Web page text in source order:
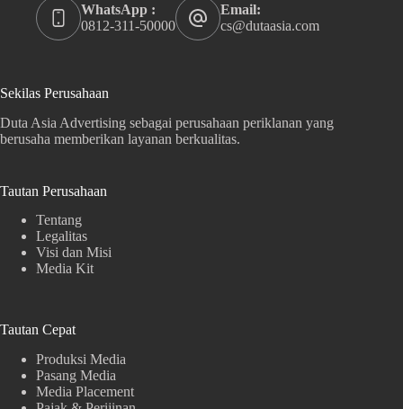
WhatsApp :
0812-311-50000
Email:
cs@dutaasia.com
Sekilas Perusahaan
Duta Asia Advertising sebagai perusahaan periklanan yang
berusaha memberikan layanan berkualitas.
Tautan Perusahaan
Tentang
Legalitas
Visi dan Misi
Media Kit
Tautan Cepat
Produksi Media
Pasang Media
Media Placement